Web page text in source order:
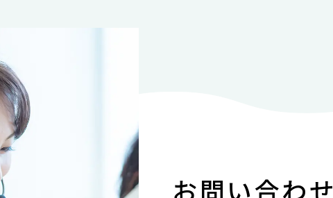
お問い合わせ